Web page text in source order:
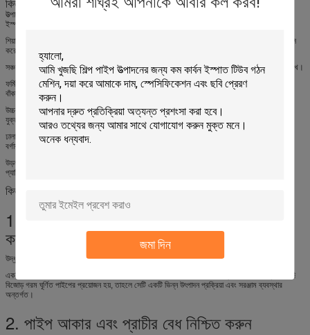
জমা দিন
উত্পাদন প্রক্রিয়া ইস্পাত কুণ্ডলী লোডিং সঙ্গে শুরু হয়. uncoiler গরম ঘূর্ণিত কুণ্ডলী সমর্থন করে এবং লাইনে
ইস্পাত ফালা ফিড.
শিয়ার এবং এন্ড ওয়েল্ডার একটি কয়েলের লেজকে পরবর্তী কয়েলের মাথার সাথে সংযুক্ত করে। এটি ডাউনটাইম হ্রাস
করে এবং অবিচ্ছিন্ন উত্পাদন সমর্থন করে।
সঞ্চয়কারী স্ট্রিপ উপাদান সঞ্চয় করে এবং কয়েল পরিবর্তন বা স্ট্রিপ ওয়েল্ডিং সম্পন্ন হওয়ার সময় ফর্মিং মিল চালু রাখে।
ফর্মিং সেকশনটি একাধিক রোল স্ট্যান্ড ব্যবহার করে ধীরে ধীরে ফ্ল্যাট স্ট্রিপটিকে একটি বৃত্তাকার টিউব আকৃতিতে
বাঁকানোর জন্য। গরম ঘূর্ণিত উপাদানের জন্য, মিল ফ্রেমের যথেষ্ট শক্তি এবং অনমনীয়তা থাকতে হবে।
উচ্চ-ফ্রিকোয়েন্সি ওয়েল্ডিং সিস্টেম স্ট্রিপ প্রান্তগুলিকে উত্তপ্ত করে এবং একটি অবিচ্ছিন্ন ঢালাই পাইপের সাথে
যুক্ত করে। স্থির প্রান্ত প্রান্তিককরণ এবং চাপ চাপ জোড় মানের জন্য গুরুত্বপূর্ণ।
ঢালাইয়ের পরে, পাইপটি ওয়েল্ড বিড ট্রিটমেন্ট, কুলিং এবং সাইজিংয়ের মধ্য দিয়ে যায়। সাইজিং স্ট্যান্ড চূড়ান্ত ব্যাস,
বর্গাকার আকার, আয়তক্ষেত্রাকার আকার, সোজাতা এবং আকৃতির নির্ভুলতা নিয়ন্ত্রণ করে।
উড়ন্ত করাত লাইন বন্ধ না করেই পাইপটিকে প্রয়োজনীয় দৈর্ঘ্যে কেটে দেয়। সমাপ্ত পাইপগুলি পরিদর্শন, বান্ডলিং,
প্যাকিং বা আরও প্রক্রিয়াকরণের জন্য রান-আউট টেবিলে স্থানান্তরিত হয়।
কিভাবে চয়ন করুন
1. পণ্যটি ঢালাই নল বা বিজোড় নল কিনা তা নিশ্চিত
করুন
উদ্ধৃতি দেওয়ার আগে, ক্রেতাকে অবশ্যই পণ্যের ধরণ নিশ্চিত করতে হবে।
একটি হট রোলড স্টিল টিউব মিল সাধারণত ঢালাই পাইপ তৈরি করতে হট রোলড স্ট্রিপ ব্যবহার করে। ক্রেতার যদি
বিজোড় গরম ঘূর্ণিত পাইপের প্রয়োজন হয়, তাহলে সেটি একটি ভিন্ন উৎপাদন প্রক্রিয়া এবং সরঞ্জাম ব্যবস্থার
অন্তর্গত।
2. পাইপ আকার এবং প্রাচীর বেধ নিশ্চিত করুন